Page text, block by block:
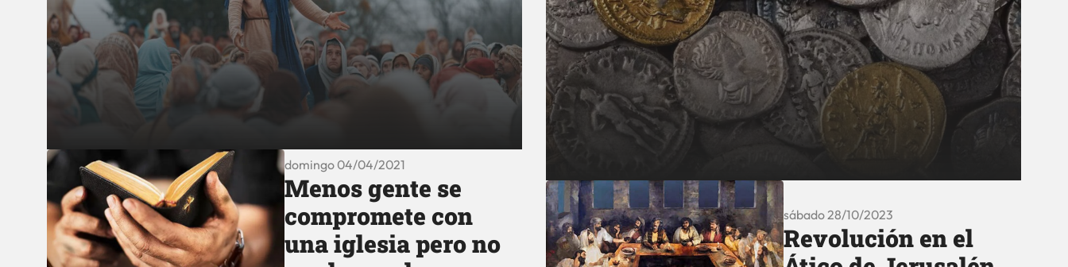
domingo 04/04/2021
Menos gente se
compromete con
una iglesia pero no
sábado 28/10/2023
Revolución en el